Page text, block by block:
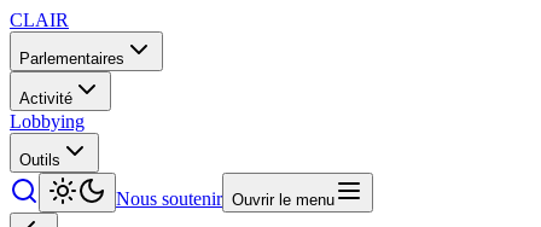
CLAIR
Parlementaires
Activité
Lobbying
Outils
Nous soutenir Ouvrir le menu